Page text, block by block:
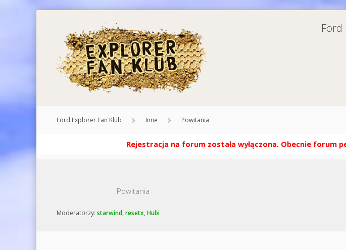
Ford Explorer Fan Klub Inne Powitania
Rejestracja na forum została wyłączona. Obecnie forum
Powitania
Moderatorzy: starwind, resetx, Hubi